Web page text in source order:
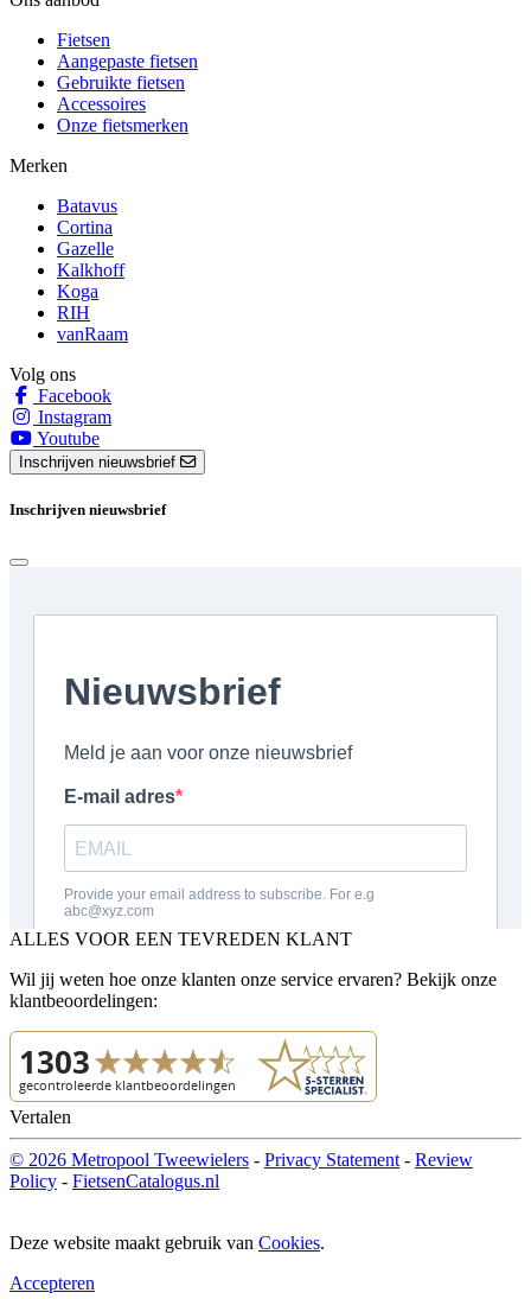
Fietsen
Aangepaste fietsen
Gebruikte fietsen
Accessoires
Onze fietsmerken
Merken
Batavus
Cortina
Gazelle
Kalkhoff
Koga
RIH
vanRaam
Volg ons
Facebook
Instagram
Youtube
Inschrijven nieuwsbrief
Inschrijven nieuwsbrief
ALLES VOOR EEN TEVREDEN KLANT
Wil jij weten hoe onze klanten onze service ervaren? Bekijk onze
klantbeoordelingen:
Vertalen
© 2026 Metropool Tweewielers - Privacy Statement - Review
Policy - FietsenCatalogus.nl
Deze website maakt gebruik van Cookies.
Accepteren